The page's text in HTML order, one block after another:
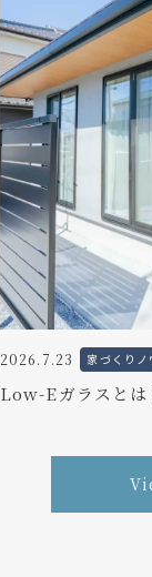
2026.7.23 家づくりノ
Low-Eガラスとは